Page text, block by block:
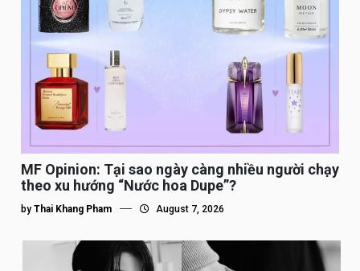
MF Opinion: Tại sao ngày càng nhiều người chạy
theo xu hướng “Nước hoa Dupe”?
by Thai Khang Pham August 7, 2026